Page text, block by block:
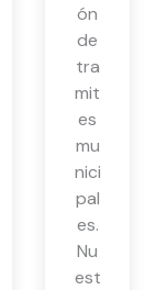
ón
de
tra
mit
es
mu
nici
pal
es.
Nu
est